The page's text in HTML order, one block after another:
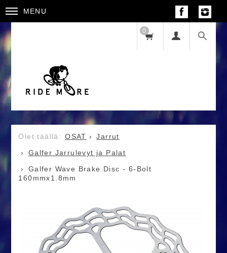
MENU
0
OSAT
Jarrut
Galfer Jarrulevyt ja Palat
Galfer Wave Brake Disc - 6-Bolt
160mmx1.8mm